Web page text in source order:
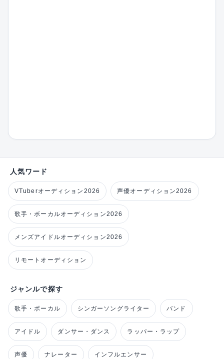
人気ワード
VTuberオーディション2026 声優オーディション2026
歌手・ボーカルオーディション2026
メンズアイドルオーディション2026
リモートオーディション
ジャンルで探す
歌手・ボーカル シンガーソングライター バンド
アイドル ダンサー・ダンス ラッパー・ラップ
声優 ナレーター インフルエンサー